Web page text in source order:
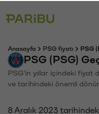
Anasayfa PSG fiyatı PSG
PSG (PSG)
PSG'in yıllar içindeki fiyat
ve tarihindeki önemli
8 Aralık 2023